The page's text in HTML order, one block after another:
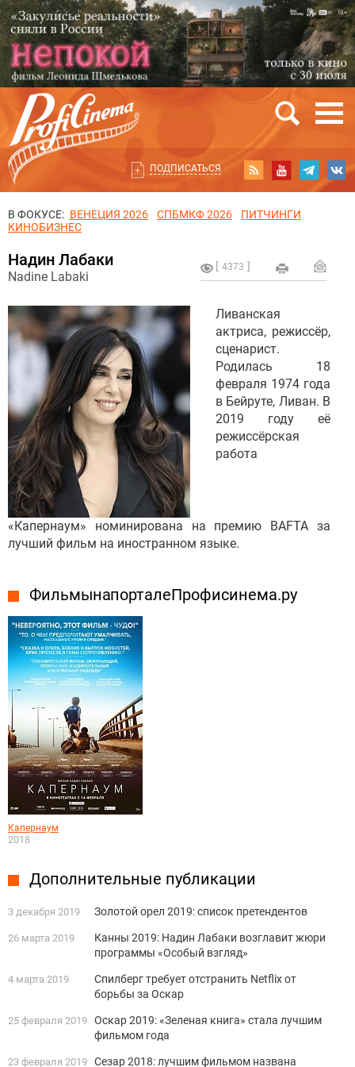
ПОДПИСАТЬСЯ
В ФОКУСЕ: ВЕНЕЦИЯ 2026 СПБМКФ 2026
ПИТЧИНГИ
КИНОБИЗНЕС
4373
Надин Лабаки
Nadine Labaki
Ливанская
актриса, режиссёр,
сценарист.
Родилась 18
февраля 1974 года
в Бейруте, Ливан. В
2019 году её
режиссёрская
работа
«Капернаум» номинирована на премию BAFTA за
лучший фильм на иностранном языке.
Фильмы на портале Профисинема.ру
Капернаум
2018
Дополнительные публикации
3 декабря 2019 Золотой орел 2019: список претендентов
26 марта 2019
Канны 2019: Надин Лабаки возглавит жюри
программы «Особый взгляд»
4 марта 2019
Спилберг требует отстранить Netflix от
борьбы за Оскар
25 февраля 2019 Оскар 2019: «Зеленая книга» стала лучшим
фильмом года
23 февраля 2019 Сезар 2018: лучшим фильмом названа